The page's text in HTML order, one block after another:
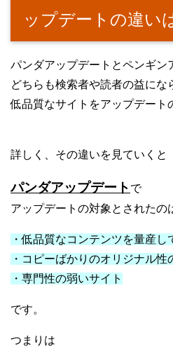
ップデートの違い
パンダアップデートとペンギン
どちらも検索者や読者の益にな
低品質なサイトをアップデート
詳しく、その違いを見ていくと
パンダアップデート で
アップデートの対象とされたの
・低品質なコンテンツを量産し
・コピーばかりのオリジナル性
・専門性の弱いサイト
です。
つまりは